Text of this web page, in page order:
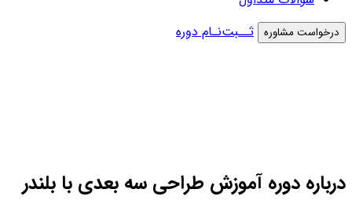
درخواست مشاوره ثــبت‌نـام دوره
درباره دوره آموزش طراحی سه بعدی با بلندر